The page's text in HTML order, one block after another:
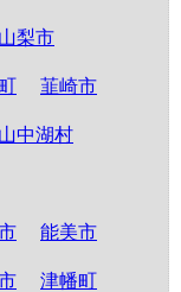
山梨市
韮崎市
山中湖村
能美市
津幡町